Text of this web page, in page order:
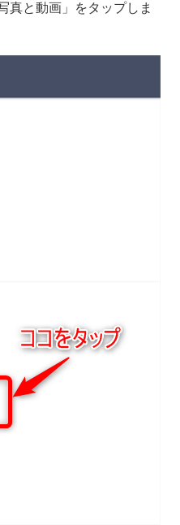
真と動画」をタップしま